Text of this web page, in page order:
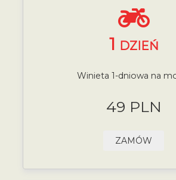
1 DZIEŃ
Winieta 1-dniowa na
49 PLN
ZAMÓW